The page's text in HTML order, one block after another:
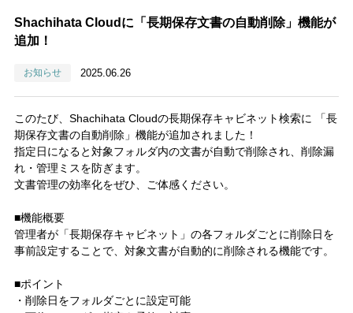
Shachihata Cloudに「長期保存文書の自動削除」機能が
追加！
お知らせ 2025.06.26
このたび、Shachihata Cloudの長期保存キャビネット検索に 「長
期保存文書の自動削除」機能が追加されました！
指定日になると対象フォルダ内の文書が自動で削除され、削除漏
れ・管理ミスを防ぎます。
文書管理の効率化をぜひ、ご体感ください。
■機能概要
管理者が「長期保存キャビネット」の各フォルダごとに削除日を
事前設定することで、対象文書が自動的に削除される機能です。
■ポイント
・削除日をフォルダごとに設定可能